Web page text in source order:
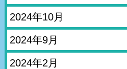
2024年10月
2024年9月
2024年2月